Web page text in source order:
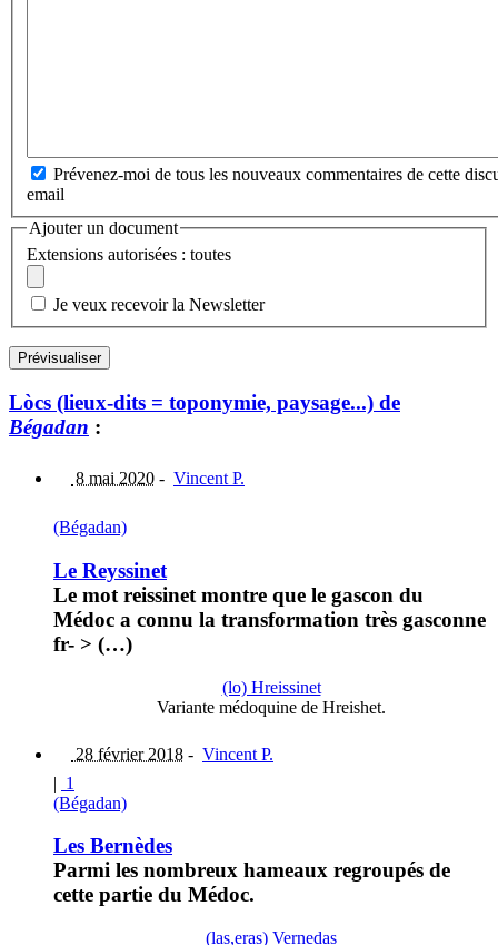
Prévenez-moi de tous les nouveaux commentaires de cette
email
Ajouter un document
Extensions autorisées : toutes
Je veux recevoir la Newsletter
Lòcs (lieux-dits = toponymie, paysage...) de
Bégadan :
8 mai 2020 - Vincent P.
(Bégadan)
Le Reyssinet
Le mot reissinet montre que le gascon du
Médoc a connu la transformation très gasconne
fr- > (…)
(lo) Hreissinet
Variante médoquine de Hreishet.
28 février 2018 - Vincent P.
| 1
(Bégadan)
Les Bernèdes
Parmi les nombreux hameaux regroupés de
cette partie du Médoc.
(las,eras) Vernedas